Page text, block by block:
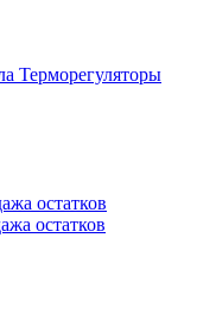
Терморегуляторы
остатков
остатков